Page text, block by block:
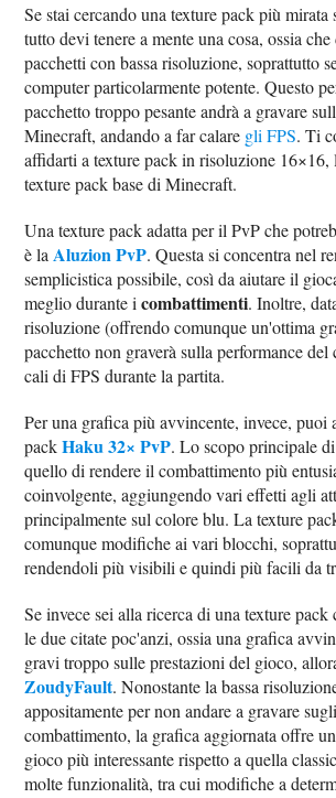
Se stai cercando una texture pack più
tutto devi tenere a mente una cosa, ossia
pacchetti con bassa risoluzione, soprattutto
computer particolarmente potente. Questo
pacchetto troppo pesante andrà a gravare
Minecraft, andando a far calare gli FPS. Ti
affidarti a texture pack in risoluzione 16×16,
texture pack base di Minecraft.
Una texture pack adatta per il PvP che
è laAluzion PvP. Questa si concentra nel
semplicistica possibile, così da aiutare il
meglio durante icombattimenti. Inoltre,
risoluzione (offrendo comunque un'ottima
pacchetto non graverà sulla performance
cali di FPS durante la partita.
Per una grafica più avvincente, invece, puoi
packHaku 32× PvP. Lo scopo principale
quello di rendere il combattimento più
coinvolgente, aggiungendo vari effetti agli
principalmente sul colore blu. La texture
comunque modifiche ai vari blocchi,
rendendoli più visibili e quindi più facili da
Se invece sei alla ricerca di una texture pack
le due citate poc'anzi, ossia una grafica
gravi troppo sulle prestazioni del gioco,
ZoudyFault. Nonostante la bassa
appositamente per non andare a gravare
combattimento, la grafica aggiornata offre
gioco più interessante rispetto a quella
molte funzionalità, tra cui modifiche a